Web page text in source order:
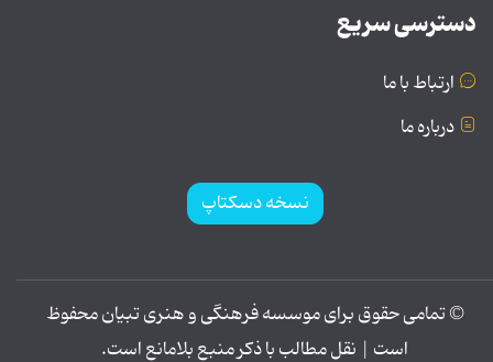
دسترسی سریع
ارتباط با ما
درباره ما
نسخه دسکتاپ
© تمامی حقوق برای موسسه فرهنگی و هنری تبیان محفوظ
است | نقل مطالب با ذکر منبع بلامانع است.